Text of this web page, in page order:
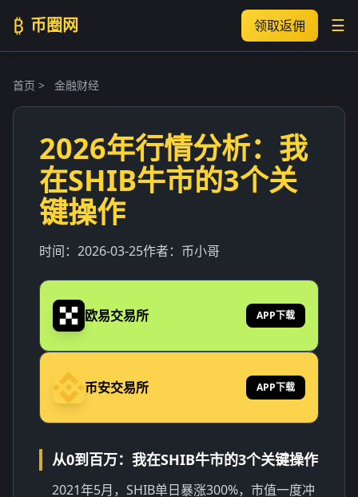
₿ 币圈网 领取返佣 ☰
首页 > 金融财经
2026年行情分析：我
在SHIB牛市的3个关
键操作
时间： 2026-03-25作者： 币小哥
欧易交易所 APP下载
币安交易所 APP下载
从0到百万：我在SHIB牛市的3个关键操作
2021年5月，SHIB单日暴涨300%，市值一度冲